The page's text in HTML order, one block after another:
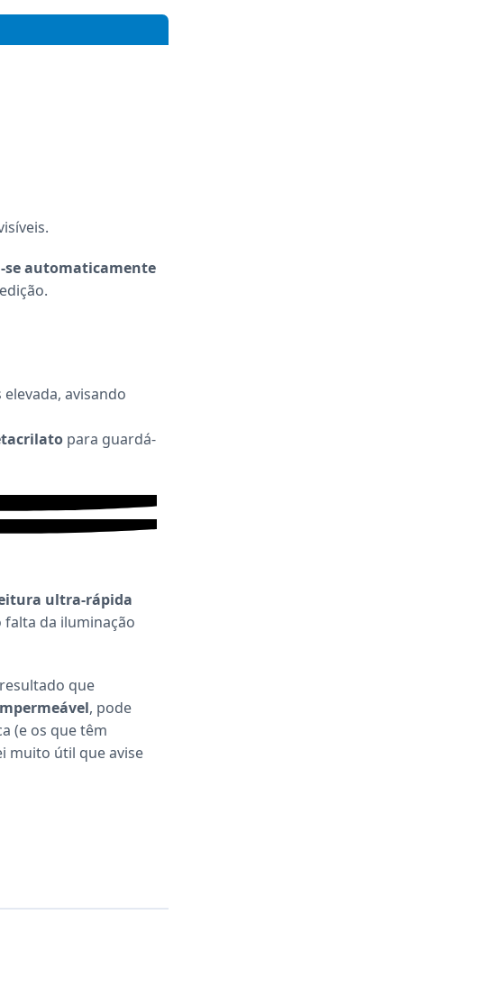
se automaticamente
avisando
para guardá-
ultra-rápida
falta da iluminação
que
, pode
(e os que têm
muito útil que avise